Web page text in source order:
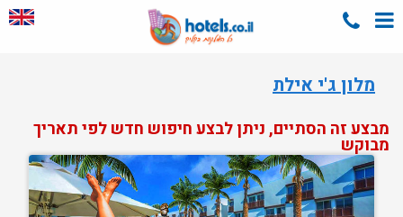
מלון ג'י אילת
מבצע זה הסתיים, ניתן לבצע חיפוש חדש לפי תאריך
מבוקש